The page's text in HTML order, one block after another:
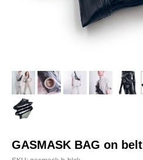
GASMASK BAG on belt